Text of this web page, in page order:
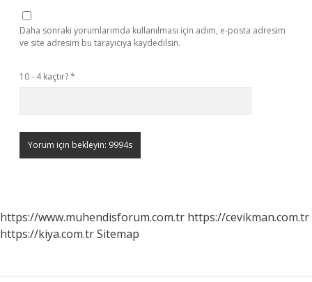
Daha sonraki yorumlarımda kullanılması için adım, e-posta adresim
ve site adresim bu tarayıcıya kaydedilsin.
10 - 4 kaçtır?*
https://www.muhendisforum.com.tr https://cevikman.com.tr
https://kiya.com.trSitemap